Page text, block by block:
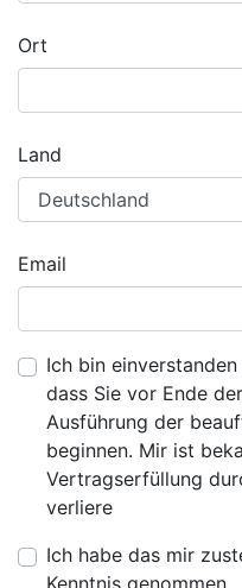
Ort
Land
Email
Ich bin
dass Sie vor Ende
Ausführung der
beginnen. Mir ist
Vertragserfüllung
verliere
Ich habe das mir
Kenntnis genommen